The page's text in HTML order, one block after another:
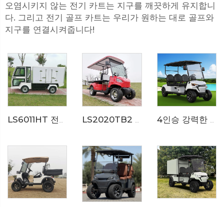
오염시키지 않는 전기 카트는 지구를 깨끗하게 유지합니
다. 그리고 전기 골프 카트는 우리가 원하는 대로 골프와
지구를 연결시켜줍니다!